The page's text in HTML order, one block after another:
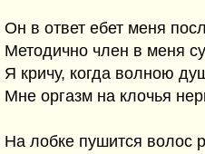
Он в ответ ебет меня
Методично член в меня
Я кричу, когда волною
Мне оргазм на клочья
На лобке пушится волос